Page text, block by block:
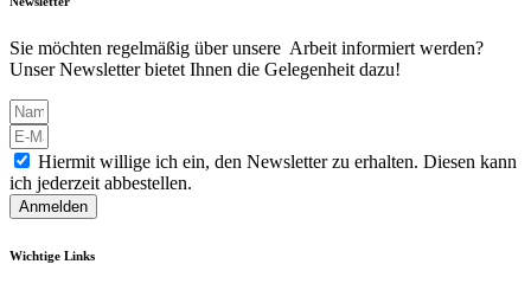
Sie möchten regelmäßig über unsere Arbeit informiert werden?
Unser Newsletter bietet Ihnen die Gelegenheit dazu!
Hiermit willige ich ein, den Newsletter zu erhalten. Diesen kann
ich jederzeit abbestellen.
Anmelden
Wichtige Links